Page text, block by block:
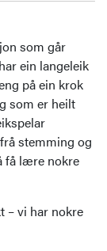
som går
ein langeleik
på ein krok
som er heilt
stemming og
få lære nokre
– vi har nokre